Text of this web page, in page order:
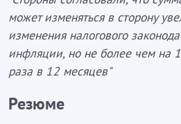
может изменяться в сторону
изменения налогового
инфляции, но не более чем на
раза в 12 месяцев"
Резюме